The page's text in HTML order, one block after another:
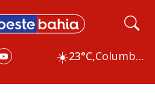
☀️23°C, Columbus